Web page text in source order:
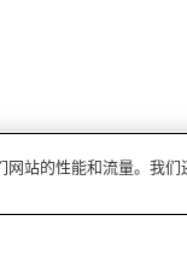
站的性能和流量。我